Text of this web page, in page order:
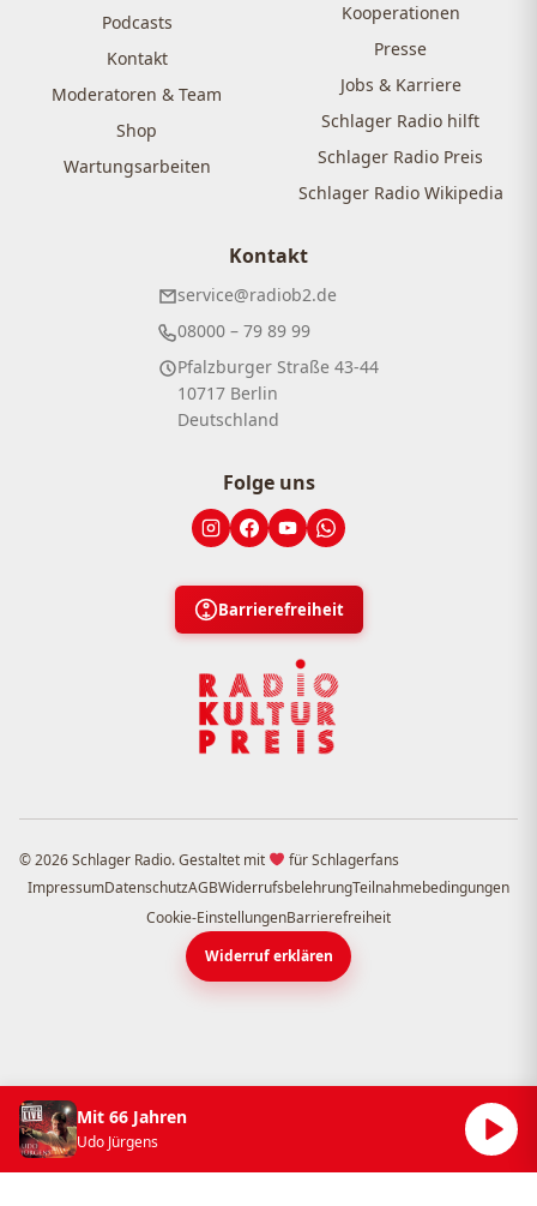
Podcasts
Kontakt
Moderatoren & Team
Shop
Wartungsarbeiten
Kooperationen
Presse
Jobs & Karriere
Schlager Radio hilft
Schlager Radio Preis
Schlager Radio Wikipedia
Kontakt
service@radiob2.de
08000 – 79 89 99
Pfalzburger Straße 43-44
10717 Berlin
Deutschland
Folge uns
Barrierefreiheit
© 2026 Schlager Radio. Gestaltet mit
für Schlagerfans
ImpressumDatenschutzAGBWiderrufsbelehrungTeilnahmebedingungen
Cookie-EinstellungenBarrierefreiheit
Widerruf erklären
Mit 66 Jahren
Udo Jürgens